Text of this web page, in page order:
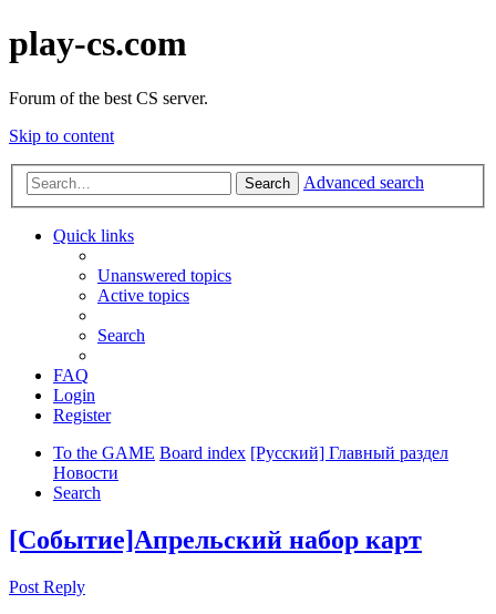
play-cs.com
Forum of the best CS server.
Skip to content
Search Advanced search
Quick links
Unanswered topics
Active topics
Search
FAQ
Login
Register
To the GAME Board index [Русский] Главный раздел
Новости
Search
[Событие]Апрельский набор карт
Post Reply